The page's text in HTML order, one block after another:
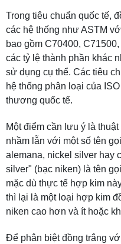
Trong tiêu chuẩn quốc tế,
các hệ thống như ASTM
bao gồm C70400,
các tỷ lệ thành phần khác
sử dụng cụ thể. Các tiêu
hệ thống phân loại của
thương quốc tế.
Một điểm cần lưu ý là
nhầm lẫn với một số tên
alemana, nickel silver hay
silver" (bạc niken) là tên
mặc dù thực tế hợp kim
thì lại là một loại hợp kim
niken cao hơn và ít hoặc
Để phân biệt đồng trắng